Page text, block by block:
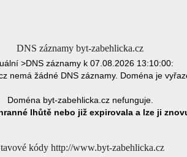
DNS záznamy byt-zabehlicka.cz
>DNS záznamy k 07.08.2026 13:10:00:
nemá žádné DNS záznamy. Doména je
Doména byt-zabehlicka.cz nefunguje.
lhůtě nebo již expirovala a lze ji
kódy http://www.byt-zabehlicka.cz